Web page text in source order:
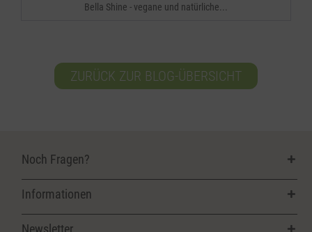
Bella Shine - vegane und natürliche...
ZURÜCK ZUR BLOG-ÜBERSICHT
Noch Fragen?
Informationen